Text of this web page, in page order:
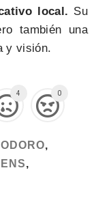
local. Su
también una
y visión.
4 0
,
,